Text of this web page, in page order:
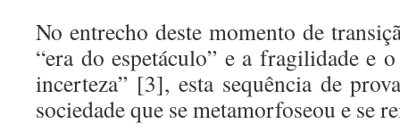
No entrecho deste momento de
“era do espetáculo” e a fragilidade e
incerteza” [3], esta sequência de
sociedade que se metamorfoseou e se